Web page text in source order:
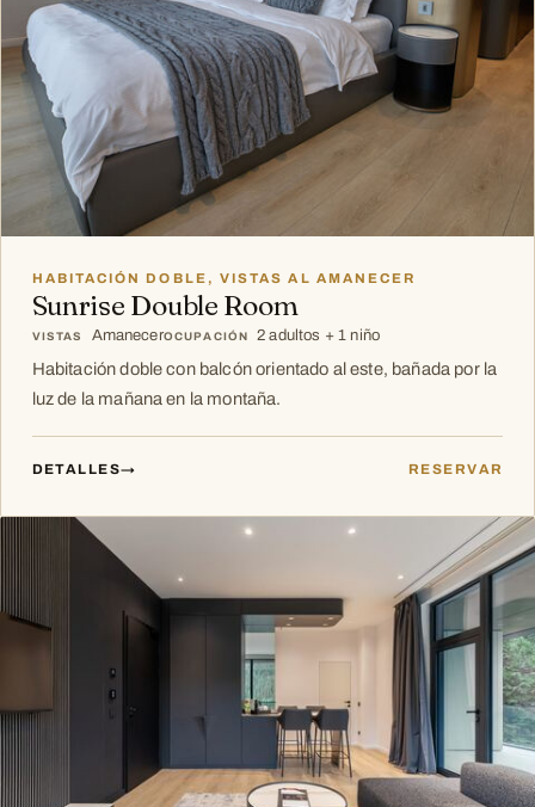
HABITACIÓN DOBLE, VISTAS AL AMANECER
Sunrise Double Room
VISTAS AmanecerOCUPACIÓN 2 adultos + 1 niño
Habitación doble con balcón orientado al este, bañada por la
luz de la mañana en la montaña.
DETALLES→ RESERVAR